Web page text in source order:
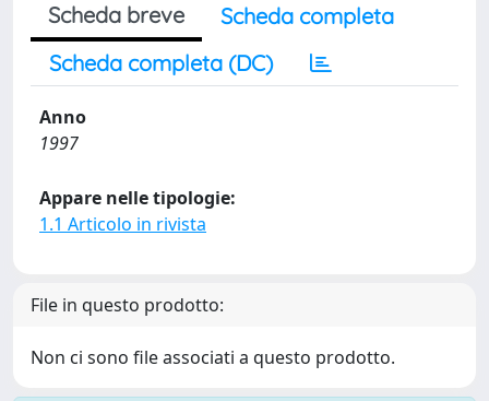
Scheda breve
Scheda completa
Scheda completa (DC)
Anno
1997
Appare nelle tipologie:
1.1 Articolo in rivista
File in questo prodotto:
Non ci sono file associati a questo prodotto.